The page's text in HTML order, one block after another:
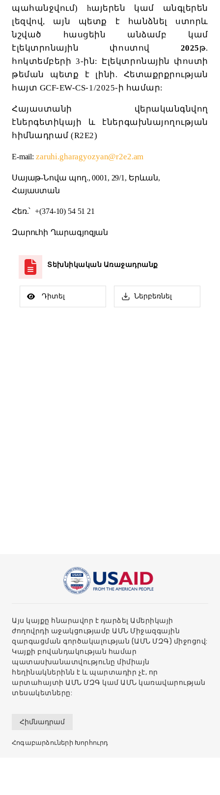
պահանջվում) hայերեն կամ
անգլերեն
լեզվով , այն պետք է հանձնել
ստորև
նշված
հասցեին անձամբ
կամ
էլեկտրոնային
փոստով 2025թ.
հոկտեմբերի 3- ին: Էլեկտրոնային փոստի
թեման
պետք է լինի. Հետաքրքրության
հայտ GCF-EW-CS-1/2025- ի համար:
Հայաստանի
վերականգնվող
էներգետիկայի
և
էներգախնայողության
հիմնադրամ (R2E2)
E-mail: zaruhi.gharagyozyan@r2e2.am
Սայաթ-Նովա պող., 0001, 29/1 , Երևան,
Հայաստան
Հեռ.՝ +(374-10) 54 51 21
Զարուհի Ղարագյոզյան
Տեխնիկական Առաջադրանք
Դիտել Ներբեռնել
Այս կայքը հնարավոր է դարձել Ամերիկայի
ժողովրդի աջակցությամբ ԱՄՆ Միջազգային
զարգացման գործակալության (ԱՄՆ ՄԶԳ) միջոցով:
Կայքի բովանդակության համար
պատասխանատվությունը միմիայն
հեղինակներինն է և պարտադիր չէ, որ
արտահայտի ԱՄՆ ՄԶԳ կամ ԱՄՆ կառավարության
տեսակետները:
Հիմնադրամ
Հոգաբարձուների Խորհուրդ